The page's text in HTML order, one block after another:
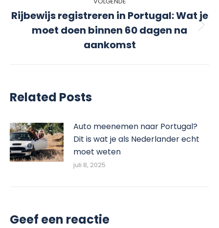
navigatie
Volgend
bericht
Rijbewijs registreren in Portugal: Wat je
moet doen binnen 60 dagen na
aankomst
Related Posts
Auto meenemen naar Portugal?
Dit is wat je als Nederlander echt
moet weten
juli 8, 2025
Geef een reactie